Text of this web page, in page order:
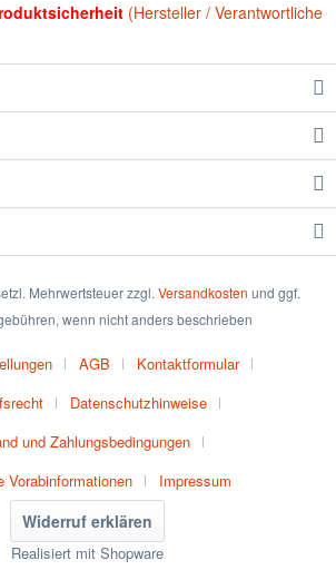
(Hersteller / Verantwortliche
Mehrwertsteuer zzgl. Versandkosten und ggf.
wenn nicht anders beschrieben
AGB
Kontaktformular
Datenschutzhinweise
und Zahlungsbedingungen
Vorabinformationen
Impressum
Widerruf erklären
Realisiert mit Shopware